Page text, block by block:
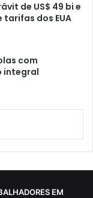
de US$ 49 bi e
dos EUA
com
integral
EM